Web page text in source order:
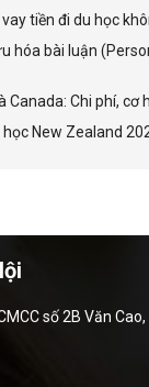
tiền đi du học
hóa bài luận
Canada: Chi phí, cơ
New Zealand
số 2B Văn